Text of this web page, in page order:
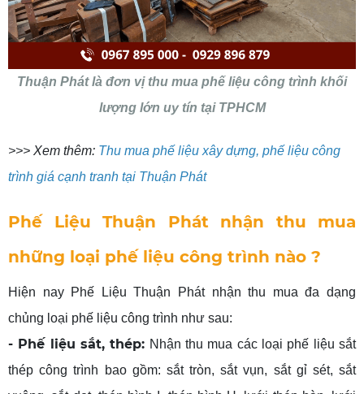
Thuận Phát là đơn vị thu mua phế liệu công trình khối
lượng lớn uy tín tại TPHCM
>>> Xem thêm: Thu mua phế liệu xây dựng, phế liệu công
trình giá cạnh tranh tại Thuận Phát
Phế Liệu Thuận Phát nhận thu mua
những loại phế liệu công trình nào ?
Hiện nay Phế Liệu Thuận Phát nhận thu mua đa dạng
chủng loại phế liệu công trình như sau:
- Phế liệu sắt, thép: Nhận thu mua các loại phế liệu sắt
thép công trình bao gồm: sắt tròn, sắt vụn, sắt gỉ sét, sắt